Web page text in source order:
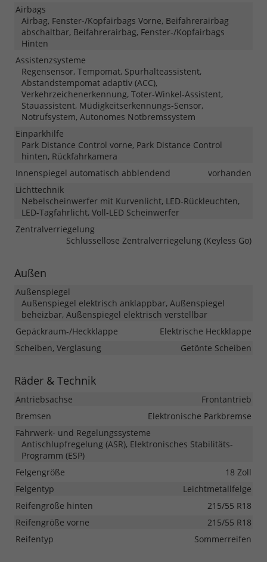
Airbags
Airbag, Fenster-/Kopfairbags Vorne, Beifahrerairbag
abschaltbar, Beifahrerairbag, Fenster-/Kopfairbags
Hinten
Assistenzsysteme
Regensensor, Tempomat, Spurhalteassistent,
Abstandstempomat adaptiv (ACC),
Verkehrzeichenerkennung, Toter-Winkel-Assistent,
Stauassistent, Müdigkeitserkennungs-Sensor,
Notrufsystem, Autonomes Notbremssystem
Einparkhilfe
Park Distance Control vorne, Park Distance Control
hinten, Rückfahrkamera
Innenspiegel automatisch abblendend
vorhanden
Lichttechnik
Nebelscheinwerfer mit Kurvenlicht, LED-Rückleuchten,
LED-Tagfahrlicht, Voll-LED Scheinwerfer
Zentralverriegelung
Schlüssellose Zentralverriegelung (Keyless Go)
Außen
Außenspiegel
Außenspiegel elektrisch anklappbar, Außenspiegel
beheizbar, Außenspiegel elektrisch verstellbar
Gepäckraum-/Heckklappe
Elektrische Heckklappe
Scheiben, Verglasung
Getönte Scheiben
Räder & Technik
Antriebsachse
Frontantrieb
Bremsen
Elektronische Parkbremse
Fahrwerk- und Regelungssysteme
Antischlupfregelung (ASR), Elektronisches Stabilitäts-
Programm (ESP)
Felgengröße
18 Zoll
Felgentyp
Leichtmetallfelge
Reifengröße hinten
215/55 R18
Reifengröße vorne
215/55 R18
Reifentyp
Sommerreifen